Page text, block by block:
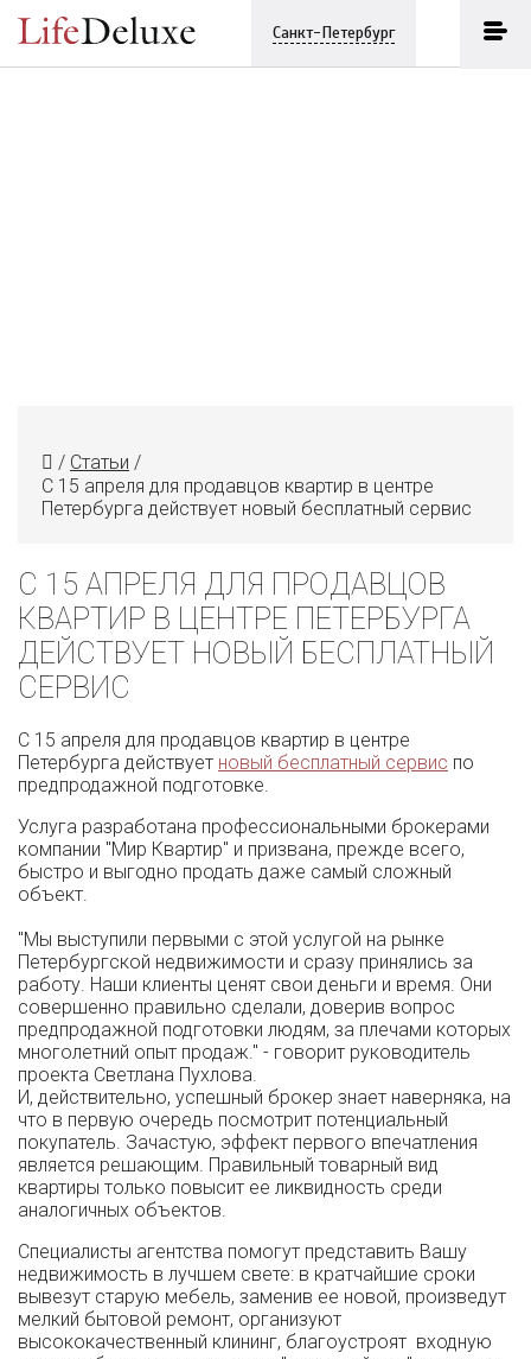
Санкт-Петербург
/ Статьи /
С 15 апреля для продавцов квартир в центре
Петербурга действует новый бесплатный сервис
С 15 АПРЕЛЯ ДЛЯ ПРОДАВЦОВ
КВАРТИР В ЦЕНТРЕ ПЕТЕРБУРГА
ДЕЙСТВУЕТ НОВЫЙ БЕСПЛАТНЫЙ
СЕРВИС
С 15 апреля для продавцов квартир в центре
Петербурга действует новый бесплатный сервис по
предпродажной подготовке.
Услуга разработана профессиональными брокерами
компании "Мир Квартир" и призвана, прежде всего,
быстро и выгодно продать даже самый сложный
объект.
"Мы выступили первыми с этой услугой на рынке
Петербургской недвижимости и сразу принялись за
работу. Наши клиенты ценят свои деньги и время. Они
совершенно правильно сделали, доверив вопрос
предпродажной подготовки людям, за плечами которых
многолетний опыт продаж." - говорит руководитель
проекта Светлана Пухлова.
И, действительно, успешный брокер знает наверняка, на
что в первую очередь посмотрит потенциальный
покупатель. Зачастую, эффект первого впечатления
является решающим. Правильный товарный вид
квартиры только повысит ее ликвидность среди
аналогичных объектов.
Специалисты агентства помогут представить Вашу
недвижимость в лучшем свете: в кратчайшие сроки
вывезут старую мебель, заменив ее новой, произведут
мелкий бытовой ремонт, организуют
высококачественный клининг, благоустроят входную